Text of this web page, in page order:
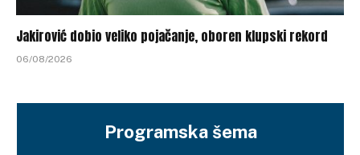
Jakirović dobio veliko pojačanje, oboren klupski rekord
06/08/2026
Programska šema